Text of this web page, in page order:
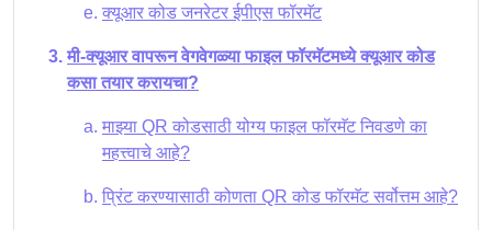
क्यूआर कोड जनरेटर ईपीएस फॉरमॅट
मी-क्यूआर वापरून वेगवेगळ्या फाइल फॉरमॅटमध्ये क्यूआर कोड
कसा तयार करायचा?
माझ्या QR कोडसाठी योग्य फाइल फॉरमॅट निवडणे का
महत्त्वाचे आहे?
प्रिंट करण्यासाठी कोणता QR कोड फॉरमॅट सर्वोत्तम आहे?